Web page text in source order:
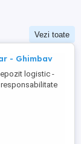
Vezi toate
- Ghimbav
logistic -
efort fizic; -
reprezinta
la nivel de
in depozit